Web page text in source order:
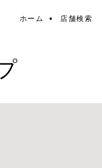
ホーム 店舗検索